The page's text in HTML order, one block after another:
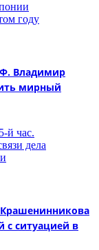
Владимир
мирный
Крашенинникова
с ситуацией в